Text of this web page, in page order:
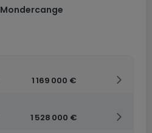
Mondercange
1 169 000 €
1 528 000 €